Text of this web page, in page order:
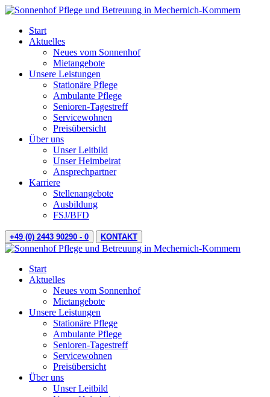
Start
Aktuelles
Neues vom Sonnenhof
Mietangebote
Unsere Leistungen
Stationäre Pflege
Ambulante Pflege
Senioren-Tagestreff
Servicewohnen
Preisübersicht
Über uns
Unser Leitbild
Unser Heimbeirat
Ansprechpartner
Karriere
Stellenangebote
Ausbildung
FSJ/BFD
+49 (0) 2443 90290 - 0 KONTAKT
Start
Aktuelles
Neues vom Sonnenhof
Mietangebote
Unsere Leistungen
Stationäre Pflege
Ambulante Pflege
Senioren-Tagestreff
Servicewohnen
Preisübersicht
Über uns
Unser Leitbild